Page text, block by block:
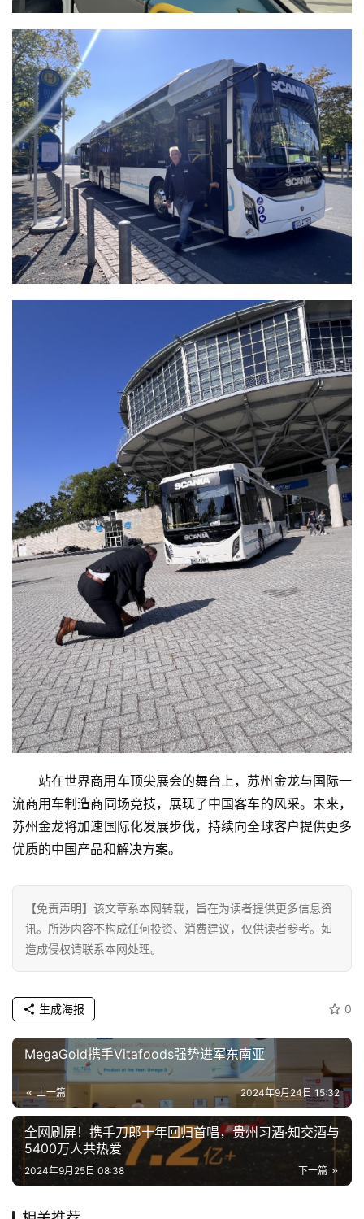
源
站在世界商用车顶尖展会的舞台上，苏州金龙与国际一
流商用车制造商同场竞技，展现了中国客车的风采。未来，
苏州金龙将加速国际化发展步伐，持续向全球客户提供更多
优质的中国产品和解决方案。
【免责声明】该文章系本网转载，旨在为读者提供更多信息资
讯。所涉内容不构成任何投资、消费建议，仅供读者参考。如
造成侵权请联系本网处理。
0
生成海报
MegaGold携手Vitafoods强势进军东南亚
上一篇 2024年9月24日 15:32
全网刷屏！携手刀郎十年回归首唱，贵州习酒·知交酒与
5400万人共热爱
下一篇
2024年9月25日 08:38